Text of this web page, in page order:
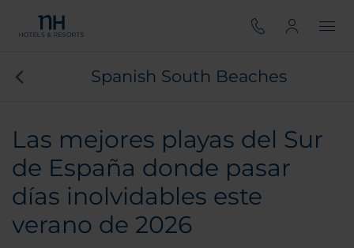
Spanish South Beaches
Las mejores playas del Sur
de España donde pasar
días inolvidables este
verano de 2026